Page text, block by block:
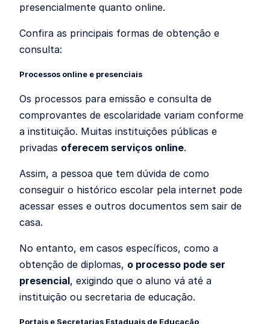
presencialmente quanto online.
Confira as principais formas de obtenção e
consulta:
Processos online e presenciais
Os processos para emissão e consulta de
comprovantes de escolaridade variam conforme
a instituição. Muitas instituições públicas e
privadas oferecem serviços online.
Assim, a pessoa que tem dúvida de como
conseguir o histórico escolar pela internet pode
acessar esses e outros documentos sem sair de
casa.
No entanto, em casos específicos, como a
obtenção de diplomas, o processo pode ser
presencial, exigindo que o aluno vá até a
instituição ou secretaria de educação.
Portais e Secretarias Estaduais de Educação